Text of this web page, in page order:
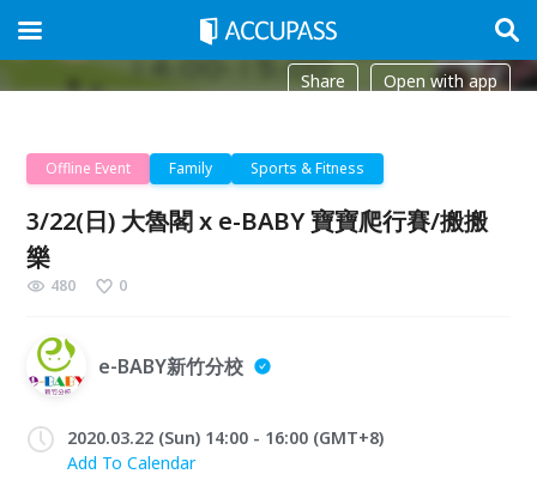
Share Open with app
Offline Event Family Sports & Fitness
3/22(日) 大魯閣 x e-BABY 寶寶爬行賽/搬搬
樂
480 0
e-BABY新竹分校
2020.03.22 (Sun) 14:00 - 16:00 (GMT+8)
Add To Calendar